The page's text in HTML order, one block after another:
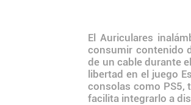
El Auriculares
consumir contenido
de un cable durante
libertad en el juego
consolas como PS5,
facilita integrarlo a